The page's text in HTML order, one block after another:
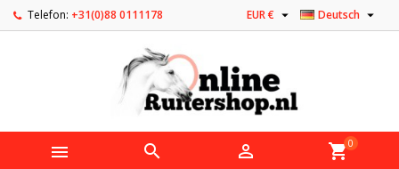
Telefon: +31(0)88 0111178 Deutsch 
EUR € 
   shopping_cart0